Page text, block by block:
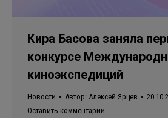
Кира Басова заняла
конкурсе
киноэкспедиций
Новости Автор: Алексей Ярцев
Оставить комментарий